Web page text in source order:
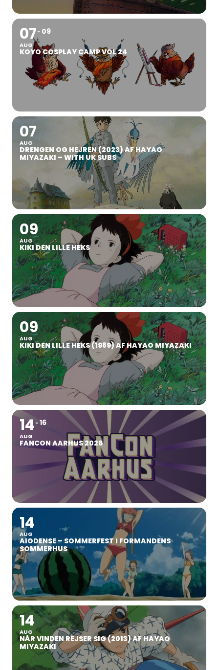
07
AUG
09
KOYO COSPLAY CAMP VOL 24
07
AUG
DRENGEN OG HEJREN (2023) AF HAYAO
MIYAZAKI – WITH UK SUBS
09
AUG
KIKI DEN LILLE HEKS
09
AUG
KIKI DEN LILLE HEKS (1989) AF HAYAO MIYAZAKI
14
AUG
16
FANCON AARHUS 2026
14
AUG
AIODENSE – SOMMERFEST I FORMANDENS
SOMMERHUS
14
AUG
NÅR VINDEN REJSER SIG (2013) AF HAYAO
MIYAZAKI